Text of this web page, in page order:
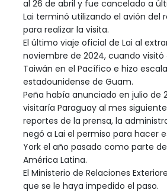
al 26 de abril y fue cancelado a
Lai terminó utilizando el avión del
para realizar la visita.
El último viaje oficial de Lai al
noviembre de 2024, cuando visitó
Taiwán en el Pacífico e hizo
estadounidense de Guam.
Peña había anunciado en julio de
visitaría Paraguay al mes
reportes de la prensa, la
negó a Lai el permiso para hacer
York el año pasado como parte
América Latina.
El Ministerio de Relaciones
que se le haya impedido el paso.